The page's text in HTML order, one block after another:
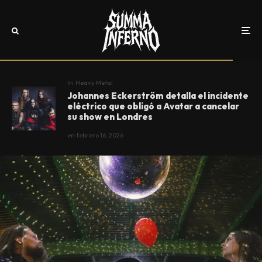
In Heavy Metal
Johannes Eckerström detalla el incidente
eléctrico que obligó a Avatar a cancelar
su show en Londres
en febrero 16, 2026